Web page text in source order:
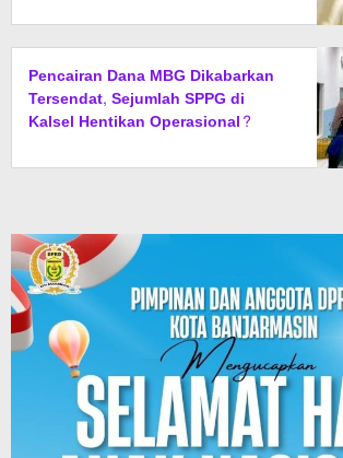
Pencairan Dana MBG Dikabarkan
Tersendat, Sejumlah SPPG di
Kalsel Hentikan Operasional?